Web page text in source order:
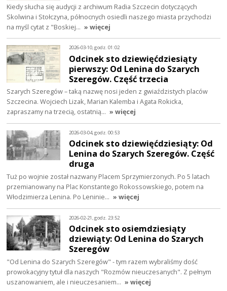
Kiedy słucha się audycji z archiwum Radia Szczecin dotyczących
Skolwina i Stołczyna, północnych osiedli naszego miasta przychodzi
na myśl cytat z "Boskiej… » więcej
2026-03-10, godz. 01:02
Odcinek sto dziewięćdziesiąty
pierwszy: Od Lenina do Szarych
Szeregów. Część trzecia
Szarych Szeregów – taką nazwę nosi jeden z gwiaździstych placów
Szczecina. Wojciech Lizak, Marian Kalemba i Agata Rokicka,
zapraszamy na trzecią, ostatnią… » więcej
2026-03-04, godz. 00:53
Odcinek sto dziewięćdziesiąty: Od
Lenina do Szarych Szeregów. Część
druga
Tuż po wojnie został nazwany Placem Sprzymierzonych. Po 5 latach
przemianowany na Plac Konstantego Rokossowskiego, potem na
Włodzimierza Lenina. Po Leninie… » więcej
2026-02-21, godz. 23:52
Odcinek sto osiemdziesiąty
dziewiąty: Od Lenina do Szarych
Szeregów
"Od Lenina do Szarych Szeregów" - tym razem wybraliśmy dość
prowokacyjny tytuł dla naszych "Rozmów nieuczesanych". Z pełnym
uszanowaniem, ale i nieuczesaniem… » więcej